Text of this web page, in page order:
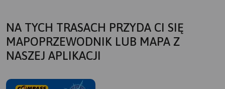
NA TYCH TRASACH PRZYDA CI SIĘ
MAPOPRZEWODNIK LUB MAPA Z
NASZEJ APLIKACJI